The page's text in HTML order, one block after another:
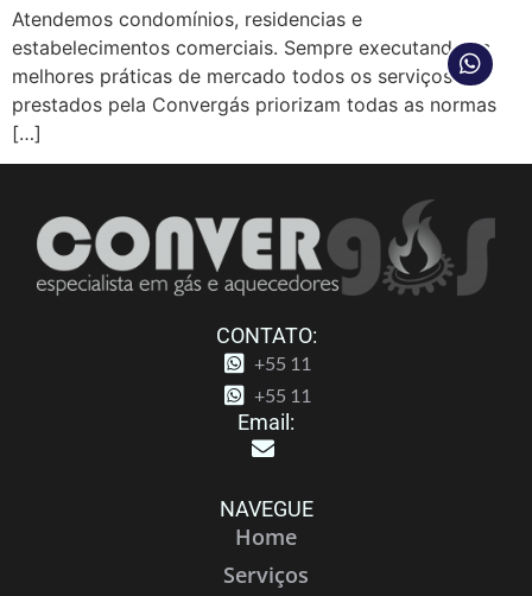
Atendemos condomínios, residencias e
estabelecimentos comerciais. Sempre executando as
melhores práticas de mercado todos os serviços
prestados pela Convergás priorizam todas as normas
[…]
CONTATO:
+55 11
+55 11
Email:
NAVEGUE
Home
Serviços